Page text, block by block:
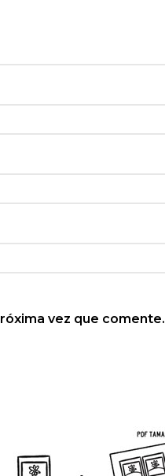
vez que comente.